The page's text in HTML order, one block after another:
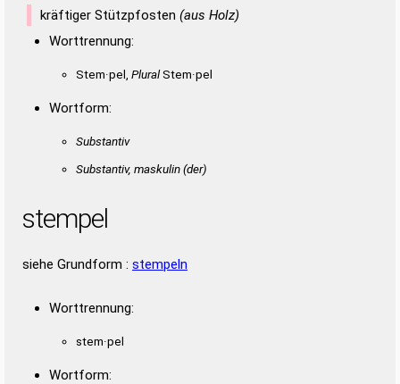
kräftiger Stützpfosten (aus Holz)
Worttrennung:
Stem·pel, PluralStem·pel
Wortform:
Substantiv
Substantiv, maskulin(der)
stempel
siehe Grundform : stempeln
Worttrennung:
stem·pel
Wortform: